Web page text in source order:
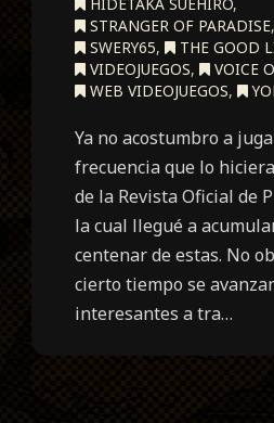
HIDETAKA SUEHIRO,
STRANGER OF PARADISE
SWERY65, THE GOOD
VIDEOJUEGOS, VOICE
WEB VIDEOJUEGOS,
Ya no acostumbro a
frecuencia que lo
de la Revista Oficial de
la cual llegué a
centenar de estas. No
cierto tiempo se
interesantes a tra…